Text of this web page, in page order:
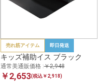
売れ筋アイテム 即日発送
キッズ補助イス ブラック
通常美通販価格 :￥2,948
￥2,653(税込￥2,918)